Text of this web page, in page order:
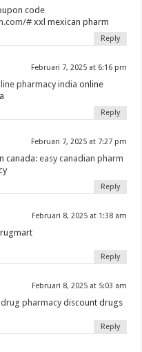
code
#xxl mexican pharm
Reply
Februari 7, 2025 at 6:16 pm
pharmacy india online
Reply
Februari 7, 2025 at 7:27 pm
canada:easy canadian pharm
Reply
Februari 8, 2025 at 1:38 am
Reply
Februari 8, 2025 at 5:03 am
pharmacy discount drugs
Reply